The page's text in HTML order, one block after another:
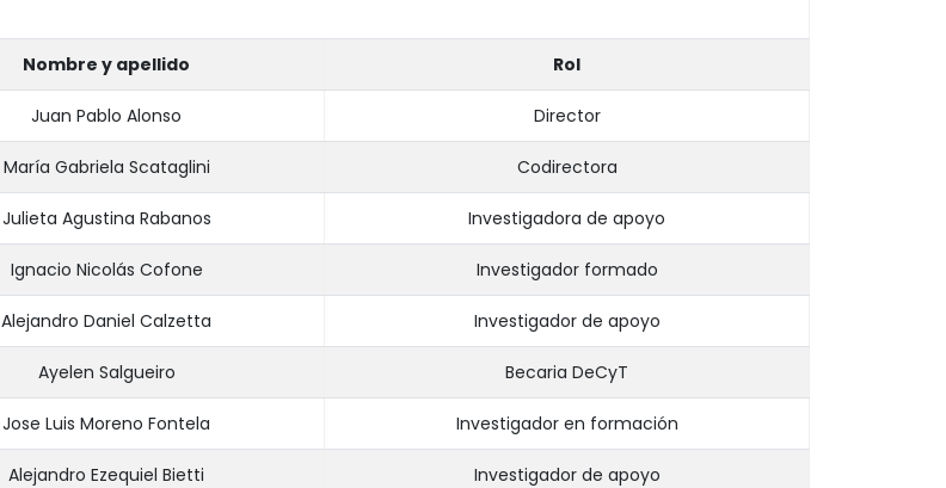
Nombre y apellido Rol
Juan Pablo Alonso Director
María Gabriela Scataglini Codirectora
Julieta Agustina Rabanos Investigadora de apoyo
Ignacio Nicolás Cofone Investigador formado
Alejandro Daniel Calzetta Investigador de apoyo
Ayelen Salgueiro Becaria DeCyT
Jose Luis Moreno Fontela Investigador en formación
Alejandro Ezequiel Bietti Investigador de apoyo